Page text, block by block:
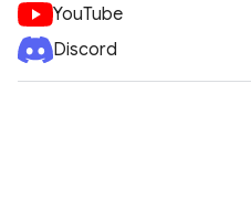
YouTube
Discord